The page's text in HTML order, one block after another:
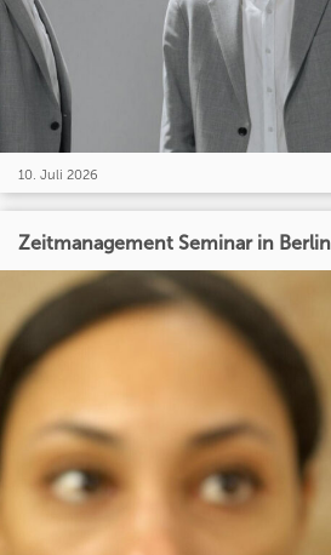
10. Juli 2026
Zeitmanagement Seminar in